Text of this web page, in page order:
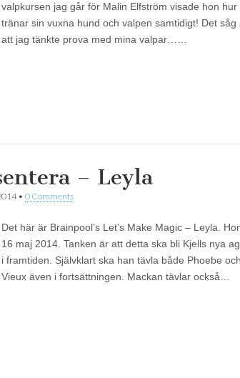
valpkursen jag går för Malin Elfström visade hon hur
tränar sin vuxna hund och valpen samtidigt! Det såg
att jag tänkte prova med mina valpar……
– Leyla
• 0 Comments
Det här är Brainpool’s Let’s Make Magic – Leyla.
16 maj 2014. Tanken är att detta ska bli Kjells nya
i framtiden. Självklart ska han tävla både Phoebe
Vieux även i fortsättningen. Mackan tävlar också…